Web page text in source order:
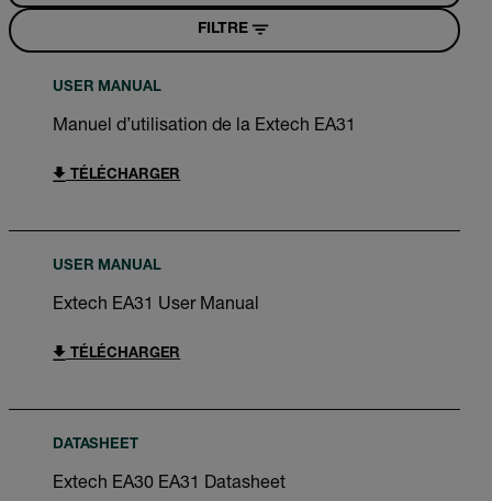
FILTRE
USER MANUAL
Manuel d’utilisation de la Extech EA31
TÉLÉCHARGER
USER MANUAL
Extech EA31 User Manual
TÉLÉCHARGER
DATASHEET
Extech EA30 EA31 Datasheet